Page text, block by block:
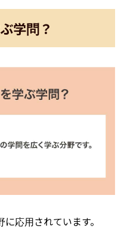
学問？
応用されています。